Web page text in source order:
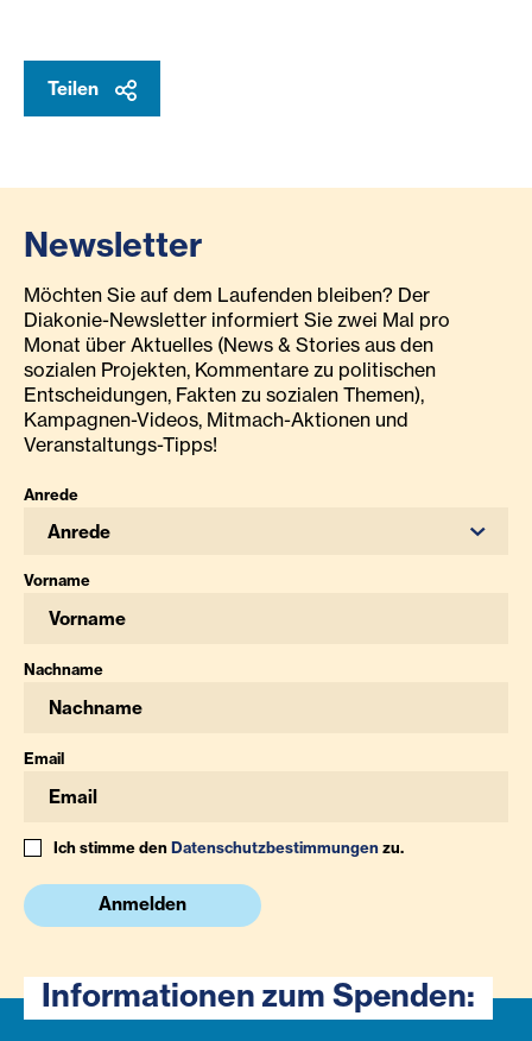
Teilen
Newsletter
Möchten Sie auf dem Laufenden bleiben? Der
Diakonie-Newsletter informiert Sie zwei Mal pro
Monat über Aktuelles (News & Stories aus den
sozialen Projekten, Kommentare zu politischen
Entscheidungen, Fakten zu sozialen Themen),
Kampagnen-Videos, Mitmach-Aktionen und
Veranstaltungs-Tipps!
Anrede
Anrede
Vorname
Nachname
Email
Ich stimme denDatenschutzbestimmungenzu.
Anmelden
Informationen zum Spenden: